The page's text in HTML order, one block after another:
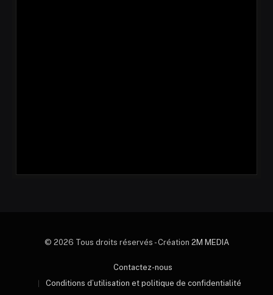
© 2026 Tous droits réservés - Création 2M MEDIA
Contactez-nous
Conditions d’utilisation et politique de confidentialité